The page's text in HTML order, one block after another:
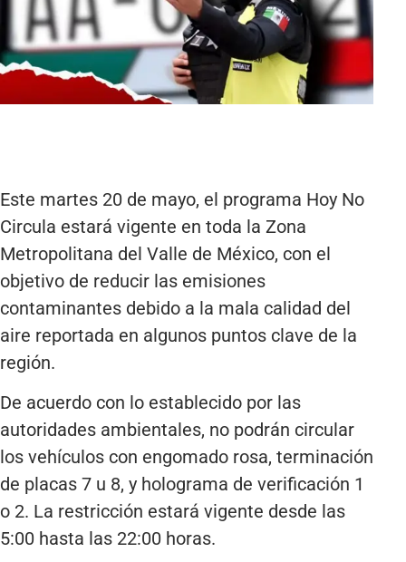
Este martes 20 de mayo, el programa Hoy No
Circula estará vigente en toda la Zona
Metropolitana del Valle de México, con el
objetivo de reducir las emisiones
contaminantes debido a la mala calidad del
aire reportada en algunos puntos clave de la
región.
De acuerdo con lo establecido por las
autoridades ambientales, no podrán circular
los vehículos con engomado rosa, terminación
de placas 7 u 8, y holograma de verificación 1
o 2. La restricción estará vigente desde las
5:00 hasta las 22:00 horas.